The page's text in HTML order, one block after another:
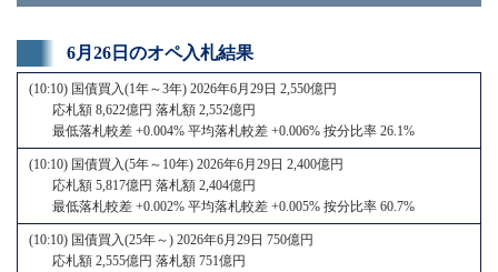
6月26日のオペ入札結果
(10:10) 国債買入(1年～3年) 2026年6月29日 2,550億円
応札額 8,622億円 落札額 2,552億円
最低落札較差 +0.004% 平均落札較差 +0.006% 按分比率 26.1%
(10:10) 国債買入(5年～10年) 2026年6月29日 2,400億円
応札額 5,817億円 落札額 2,404億円
最低落札較差 +0.002% 平均落札較差 +0.005% 按分比率 60.7%
(10:10) 国債買入(25年～) 2026年6月29日 750億円
応札額 2,555億円 落札額 751億円